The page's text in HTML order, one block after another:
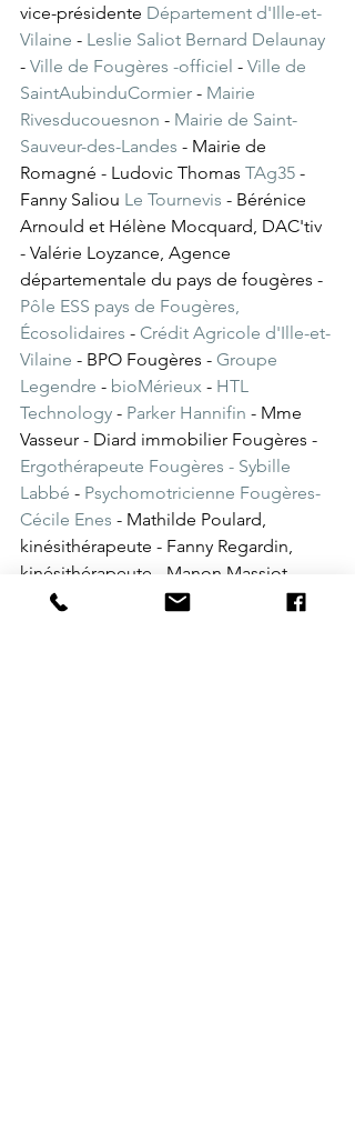
vice-présidente Département d'Ille-et-
Vilaine - Leslie Saliot Bernard Delaunay
- Ville de Fougères -officiel - Ville de
SaintAubinduCormier - Mairie
Rivesducouesnon - Mairie de Saint-
Sauveur-des-Landes - Mairie de
Romagné - Ludovic Thomas TAg35 -
Fanny Saliou Le Tournevis - Bérénice
Arnould et Hélène Mocquard, DAC'tiv
- Valérie Loyzance, Agence
départementale du pays de fougères -
Pôle ESS pays de Fougères,
Écosolidaires - Crédit Agricole d'Ille-et-
Vilaine - BPO Fougères - Groupe
Legendre - bioMérieux - HTL
Technology - Parker Hannifin - Mme
Vasseur - Diard immobilier Fougères -
Ergothérapeute Fougères - Sybille
Labbé - Psychomotricienne Fougères-
Cécile Enes - Mathilde Poulard,
kinésithérapeute - Fanny Regardin,
kinésithérapeute - Manon Massiot,
psychomotricienne - Ludivine Grangé,